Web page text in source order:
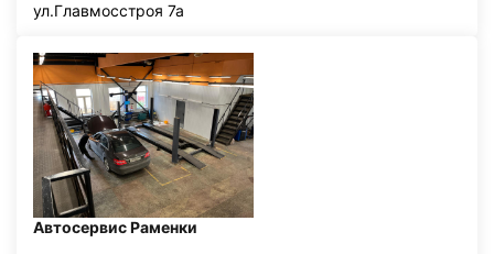
ул.Главмосстроя 7а
Автосервис Раменки